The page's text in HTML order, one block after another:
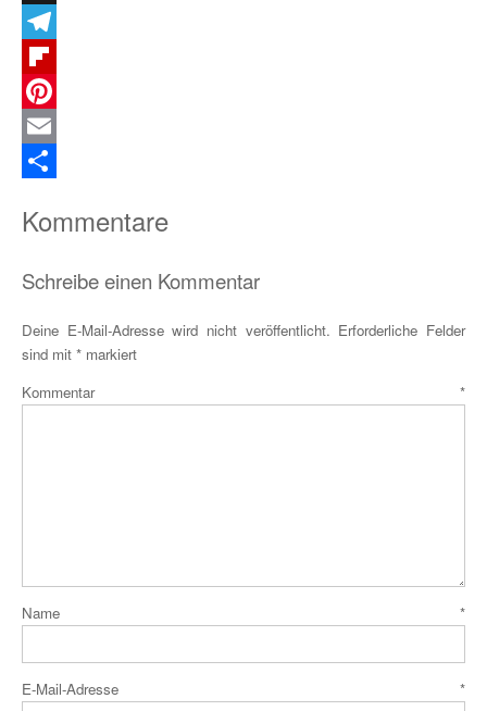
X
Telegram
Flipboard
Pinterest
Email
Kommentare
Schreibe einen Kommentar
Deine E-Mail-Adresse wird nicht veröffentlicht. Erforderliche Felder
sind mit * markiert
Kommentar *
Name *
E-Mail-Adresse *